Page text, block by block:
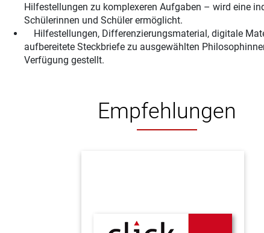
Hilfestellungen zu komplexeren Aufgaben – wird eine
Schülerinnen und Schüler ermöglicht.
Hilfestellungen, Differenzierungsmaterial, digitale
aufbereitete Steckbriefe zu ausgewählten
Verfügung gestellt.
Empfehlungen